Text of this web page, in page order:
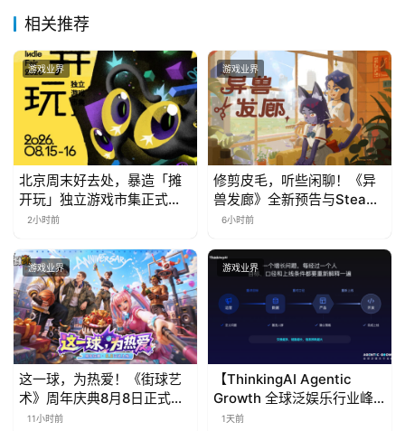
相关推荐
游戏业界
北京周末好去处，暴造「摊
开玩」独立游戏市集正式开
票！
2小时前
游戏业界
修剪皮毛，听些闲聊！《异
兽发廊》全新预告与Steam
免费试玩公开
6小时前
游戏业界
这一球，为热爱！《街球艺
术》周年庆典8月8日正式上
线，多重福利与全新内容同
11小时前
游戏业界
【ThinkingAI Agentic
Growth 全球泛娱乐行业峰
会】Agent 时代，人到底负
1天前